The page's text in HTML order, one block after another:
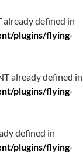
already defined in
plugins/flying-
already defined in
plugins/flying-
defined in
plugins/flying-